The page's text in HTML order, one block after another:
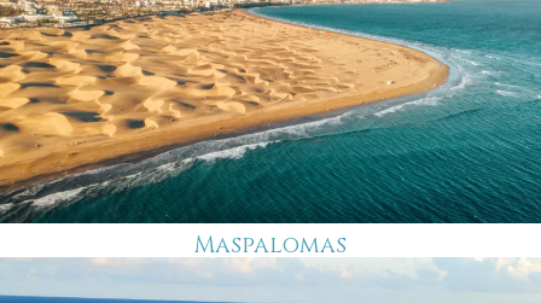
Maspalomas